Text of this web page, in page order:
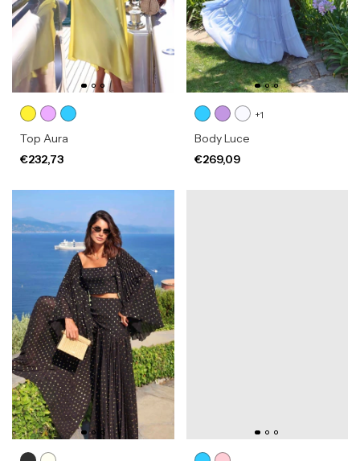
Top Aura
€232,73
+1
Body Luce
€269,09